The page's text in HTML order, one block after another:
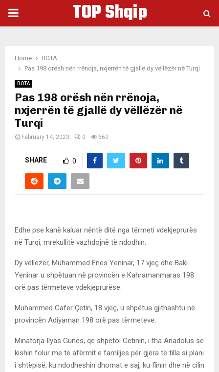
PRIMARY
TOP Shqip
Home
BOTA
Pas 198 orësh nën rrënoja, nxjerrën të gjallë dy vëllëzër në Turqi
BOTA
Pas 198 orësh nën rrënoja,
nxjerrën të gjallë dy vëllëzër në
Turqi
February 14, 2023 0 662
SHARE 0
Edhe pse kanë kaluar nëntë ditë nga tërmeti vdekjeprurës
në Turqi, mrekullitë vazhdojnë të ndodhin.
Dy vëllezër, Muhammed Enes Yeninar, 17 vjeç dhe Baki
Yeninar u shpëtuan në provincën e Kahramanmaras 198
orë pas tërmeteve vdekjeprurëse.
Muhammed Cafer Çetin, 18 vjeç, u shpëtua gjithashtu në
provincën Adiyaman 198 orë pas tërmeteve.
Minatorja Ilyas Gunes, që shpëtoi Cetinin, i tha Anadolus se
kishin folur me të afërmit e familjes për gjëra të tilla si plani
i shtëpisë, ku ndodheshin dhomat e saj, ku flinin dhe në cilin